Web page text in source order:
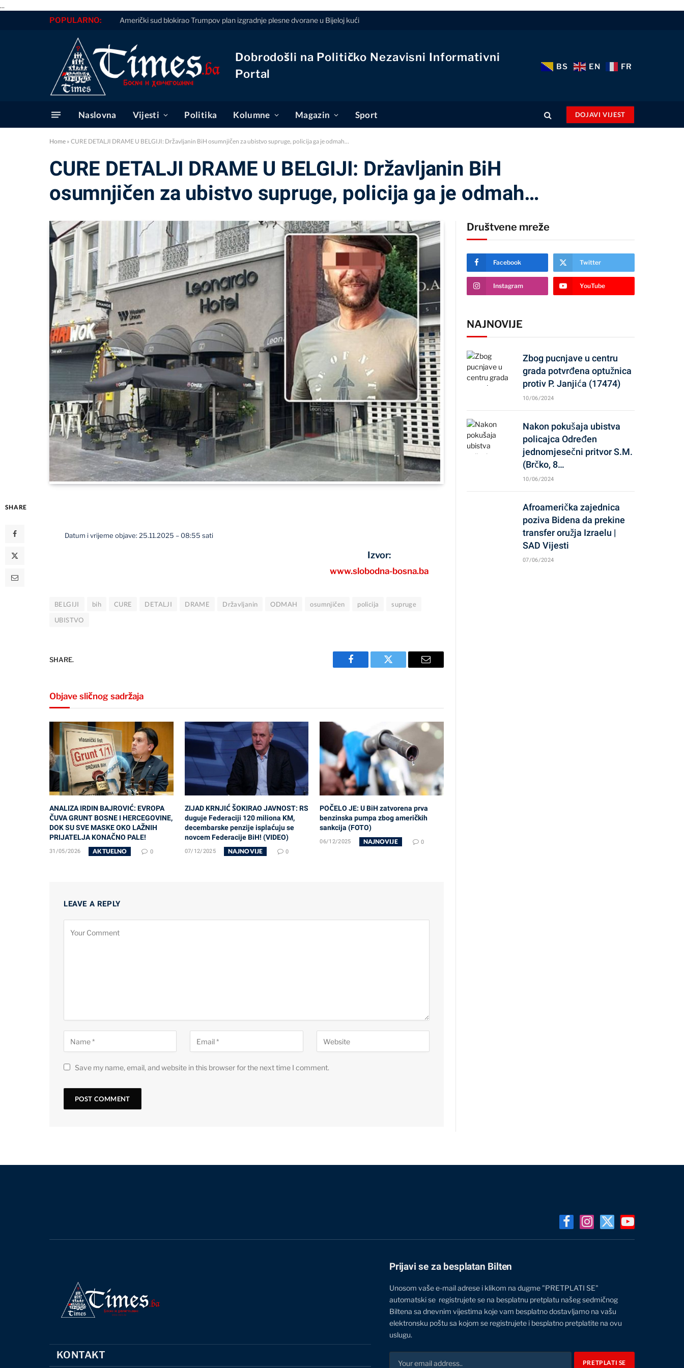
...
POPULARNO: Američki sud blokirao Trumpov plan izgradnje plesne dvorane u Bijeloj kući
Dobrodošli na Političko Nezavisni Informativni
Portal
BS EN FR
Naslovna Vijesti Politika Kolumne Magazin Sport DOJAVI VIJEST
Home » CURE DETALJI DRAME U BELGIJI: Državljanin BiH osumnjičen za ubistvo supruge, policija ga je odmah…
CURE DETALJI DRAME U BELGIJI: Državljanin BiH
osumnjičen za ubistvo supruge, policija ga je odmah…
SHARE
Datum i vrijeme objave: 25.11.2025 – 08:55 sati
Izvor:
www.slobodna-bosna.ba
BELGIJI bih CURE DETALJI DRAME Državljanin ODMAH osumnjičen policija
supruge
UBISTVO
SHARE.
Facebook Twitter Email
Objave sličnog sadržaja
ANALIZA IRDIN BAJROVIĆ: EVROPA
ČUVA GRUNT BOSNE I HERCEGOVINE,
DOK SU SVE MASKE OKO LAŽNIH
PRIJATELJA KONAČNO PALE!
31/05/2026 AKTUELNO 0
ZIJAD KRNJIĆ ŠOKIRAO JAVNOST: RS
duguje Federaciji 120 miliona KM,
decembarske penzije isplaćuju se
novcem Federacije BiH! (VIDEO)
07/12/2025 NAJNOVIJE 0
POČELO JE: U BiH zatvorena prva
benzinska pumpa zbog američkih
sankcija (FOTO)
06/12/2025 NAJNOVIJE 0
LEAVE A REPLY
Save my name, email, and website in this browser for the next time I comment.
Društvene mreže
Facebook Twitter
Instagram YouTube
NAJNOVIJE
Zbog pucnjave u centru
grada potvrđena optužnica
protiv P. Janjića (17474)
10/06/2024
Nakon pokušaja ubistva
policajca Određen
jednomjesečni pritvor S.M.
(Brčko, 8…
10/06/2024
Afroamerička zajednica
poziva Bidena da prekine
transfer oružja Izraelu |
SAD Vijesti
07/06/2024
FacebookInstagram
X
(Twitter)
YouTube
KONTAKT
Prijavi se za besplatan Bilten
Unosom vaše e-mail adrese i klikom na dugme "PRETPLATI SE"
automatski se registrujete se na besplatnu pretplatu našeg sedmičnog
Biltena sa dnevnim vijestima koje vam besplatno dostavljamo na vašu
elektronsku poštu sa kojom se registrujete i besplatno pretplatite na ovu
uslugu.